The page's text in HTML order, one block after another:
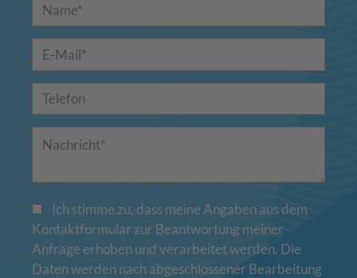
Ich stimme zu, dass meine Angaben aus dem
Kontaktformular zur Beantwortung meiner
Anfrage erhoben und verarbeitet werden. Die
Daten werden nach abgeschlossener Bearbeitung